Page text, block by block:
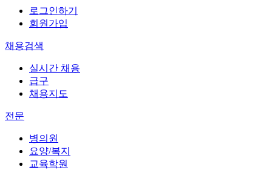
로그인하기
회원가입
채용검색
실시간 채용
급구
채용지도
전문
병의원
요양/복지
교육학원